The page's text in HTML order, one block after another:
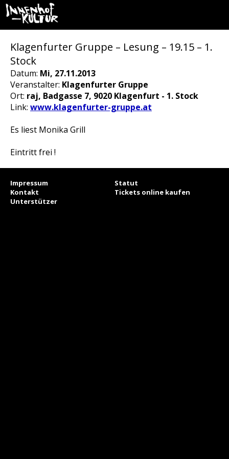
Klagenfurter Gruppe – Lesung – 19.15 – 1.
Stock
Datum: Mi, 27.11.2013
Veranstalter: Klagenfurter Gruppe
Ort: raj, Badgasse 7, 9020 Klagenfurt - 1. Stock
Link: www.klagenfurter-gruppe.at
Es liest Monika Grill
Eintritt frei !
Impressum
Statut
Kontakt
Tickets online kaufen
Unterstützer